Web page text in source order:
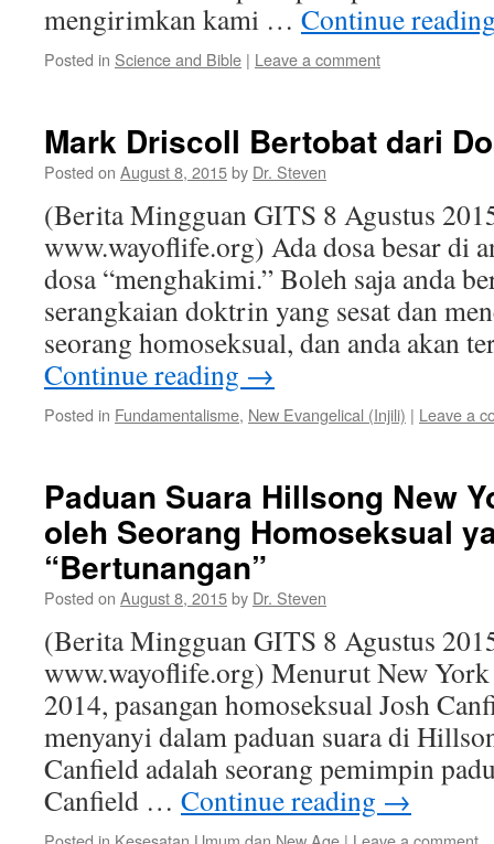
mengirimkan kami … Continue
Posted in Science and Bible | Leave a comment
Mark Driscoll Bertobat dari
Posted on August 8, 2015by Dr. Steven
(Berita Mingguan GITS 8 Agustus
www.wayoflife.org) Ada dosa besar di
dosa “menghakimi.” Boleh saja anda
serangkaian doktrin yang sesat dan
seorang homoseksual, dan anda akan
Continue reading →
Posted in Fundamentalisme, New Evangelical (Injili) | Leave a
Paduan Suara Hillsong New
oleh Seorang Homoseksual
“Bertunangan”
Posted on August 8, 2015by Dr. Steven
(Berita Mingguan GITS 8 Agustus
www.wayoflife.org) Menurut New
2014, pasangan homoseksual Josh
menyanyi dalam paduan suara di
Canfield adalah seorang pemimpin
Canfield … Continue reading →